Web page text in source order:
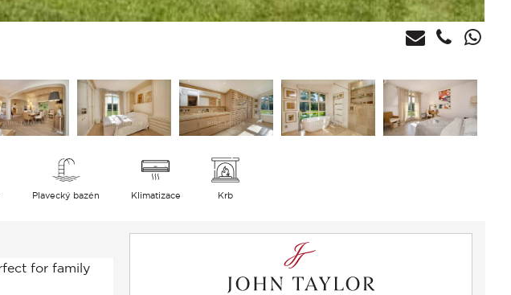
Plavecký bazén Klimatizace Krb